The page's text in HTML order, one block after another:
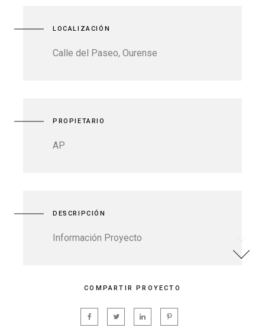
LOCALIZACIÓN
Calle del Paseo, Ourense
PROPIETARIO
AP
DESCRIPCIÓN
Información Proyecto
COMPARTIR PROYECTO